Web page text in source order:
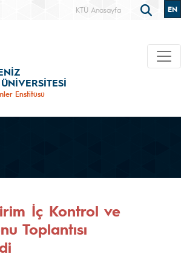
KTÜ Anasayfa EN
Enstitüsü
İç Kontrol ve
Toplantısı